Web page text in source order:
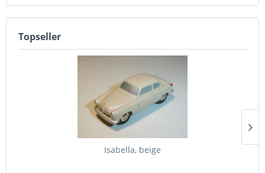
Topseller
Isabella, beige